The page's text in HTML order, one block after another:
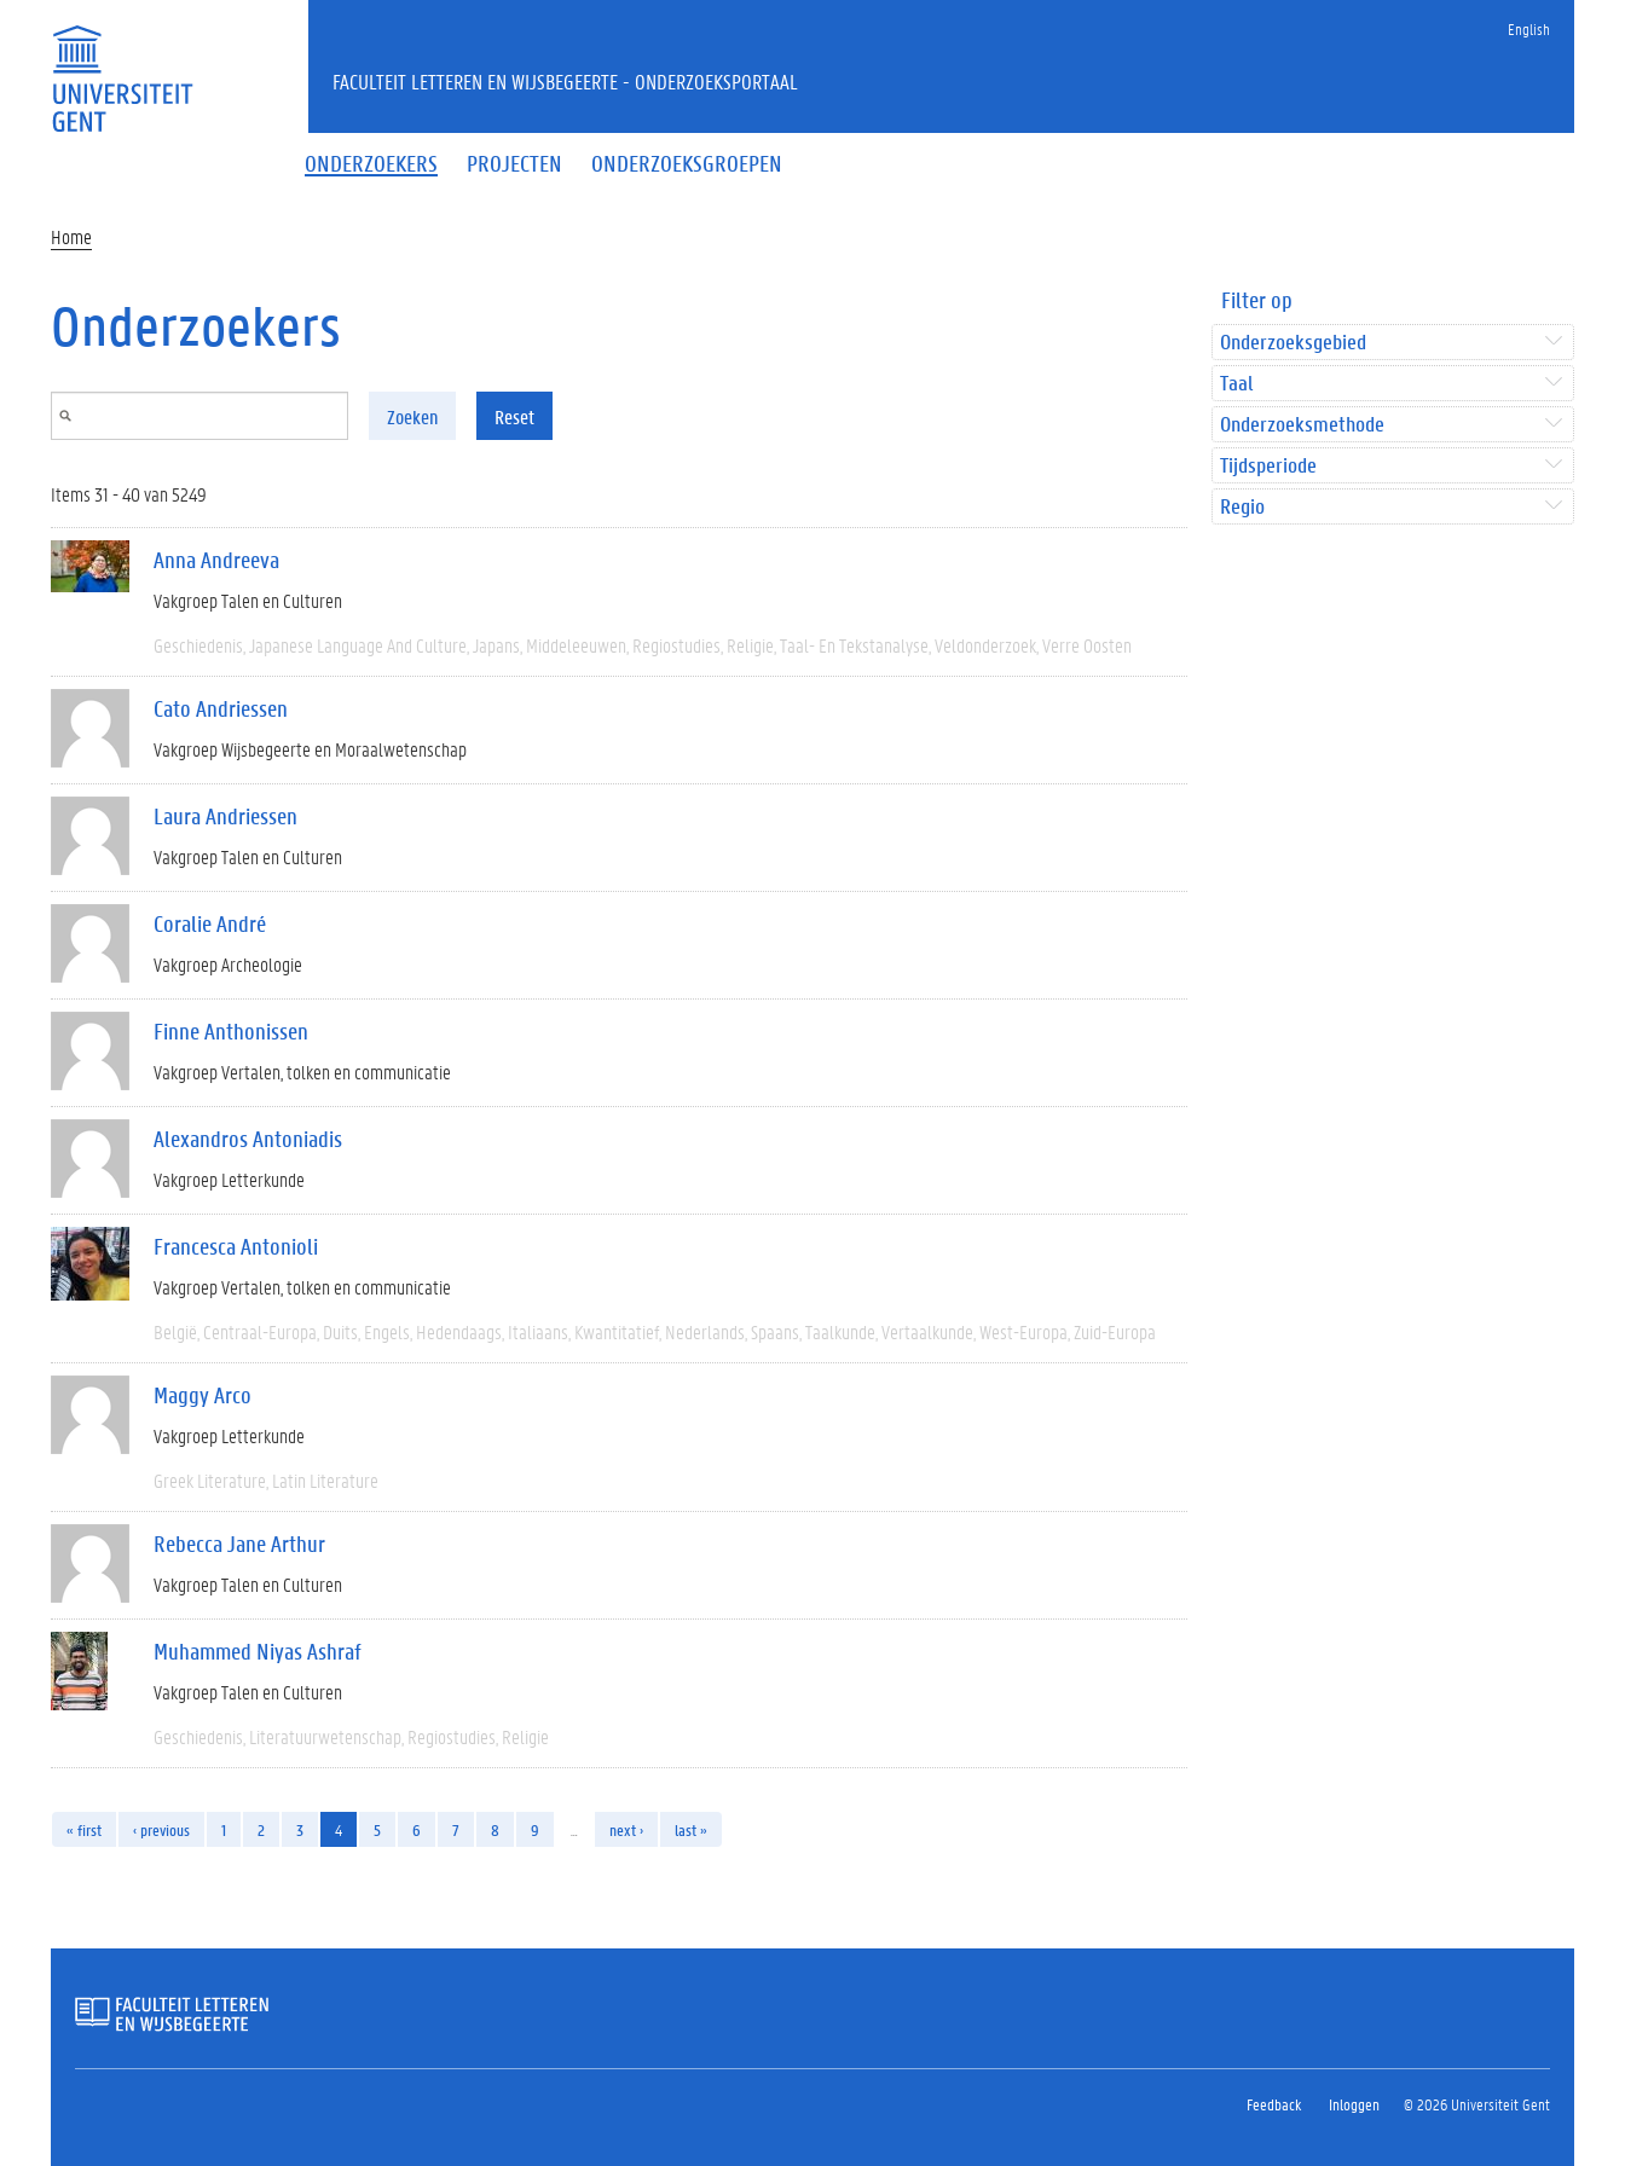
English
ONDERZOEKERS PROJECTEN ONDERZOEKSGROEPEN
FACULTEIT LETTEREN EN WIJSBEGEERTE - ONDERZOEKSPORTAAL
Home
Onderzoekers
Zoeken Reset
Items 31 - 40 van 5249
Anna Andreeva
Vakgroep Talen en Culturen
Geschiedenis Japanese Language And Culture Japans Middeleeuwen Regiostudies Religie Taal- En Tekstanalyse Veldonderzoek Verre Oosten
Cato Andriessen
Vakgroep Wijsbegeerte en Moraalwetenschap
Laura Andriessen
Vakgroep Talen en Culturen
Coralie André
Vakgroep Archeologie
Finne Anthonissen
Vakgroep Vertalen, tolken en communicatie
Alexandros Antoniadis
Vakgroep Letterkunde
Francesca Antonioli
Vakgroep Vertalen, tolken en communicatie
België Centraal-Europa Duits Engels Hedendaags Italiaans Kwantitatief Nederlands Spaans Taalkunde Vertaalkunde West-Europa Zuid-Europa
Maggy Arco
Vakgroep Letterkunde
Greek Literature Latin Literature
Rebecca Jane Arthur
Vakgroep Talen en Culturen
Muhammed Niyas Ashraf
Vakgroep Talen en Culturen
Geschiedenis Literatuurwetenschap Regiostudies Religie
« first ‹ previous 1 2 3 4 5 6 7 8 9 next › last »
Filter op
Onderzoeksgebied
Taal
Onderzoeksmethode
Tijdsperiode
Regio
Feedback Inloggen © 2026 Universiteit Gent